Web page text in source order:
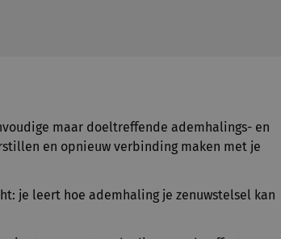
maar doeltreffende ademhalings- en
en opnieuw verbinding maken met je
je leert hoe ademhaling je zenuwstelsel kan